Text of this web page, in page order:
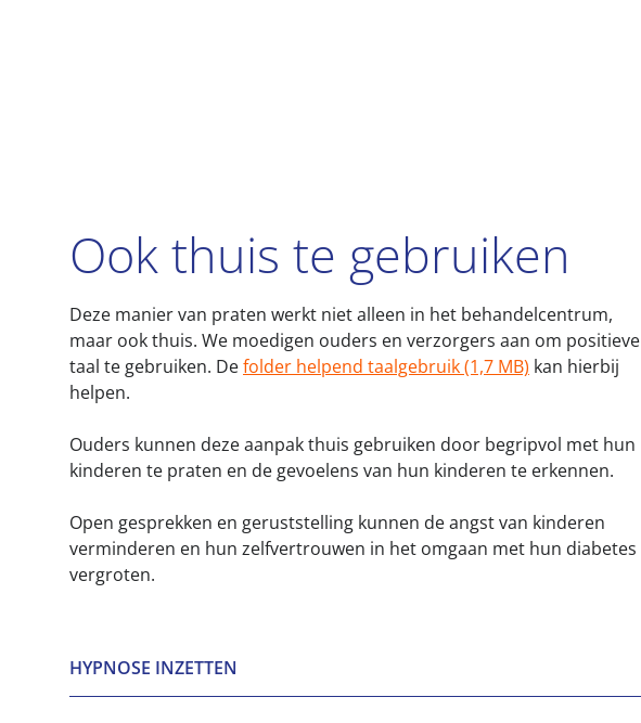
Ook thuis te gebruiken
Deze manier van praten werkt niet alleen in het behandelcentrum,
maar ook thuis. We moedigen ouders en verzorgers aan om positieve
taal te gebruiken. Defolder helpend taalgebruik (1,7 MB) kan hierbij
helpen.
Ouders kunnen deze aanpak thuis gebruiken door begripvol met hun
kinderen te praten en de gevoelens van hun kinderen te erkennen.
Open gesprekken en geruststelling kunnen de angst van kinderen
verminderen en hun zelfvertrouwen in het omgaan met hun diabetes
vergroten.
HYPNOSE INZETTEN